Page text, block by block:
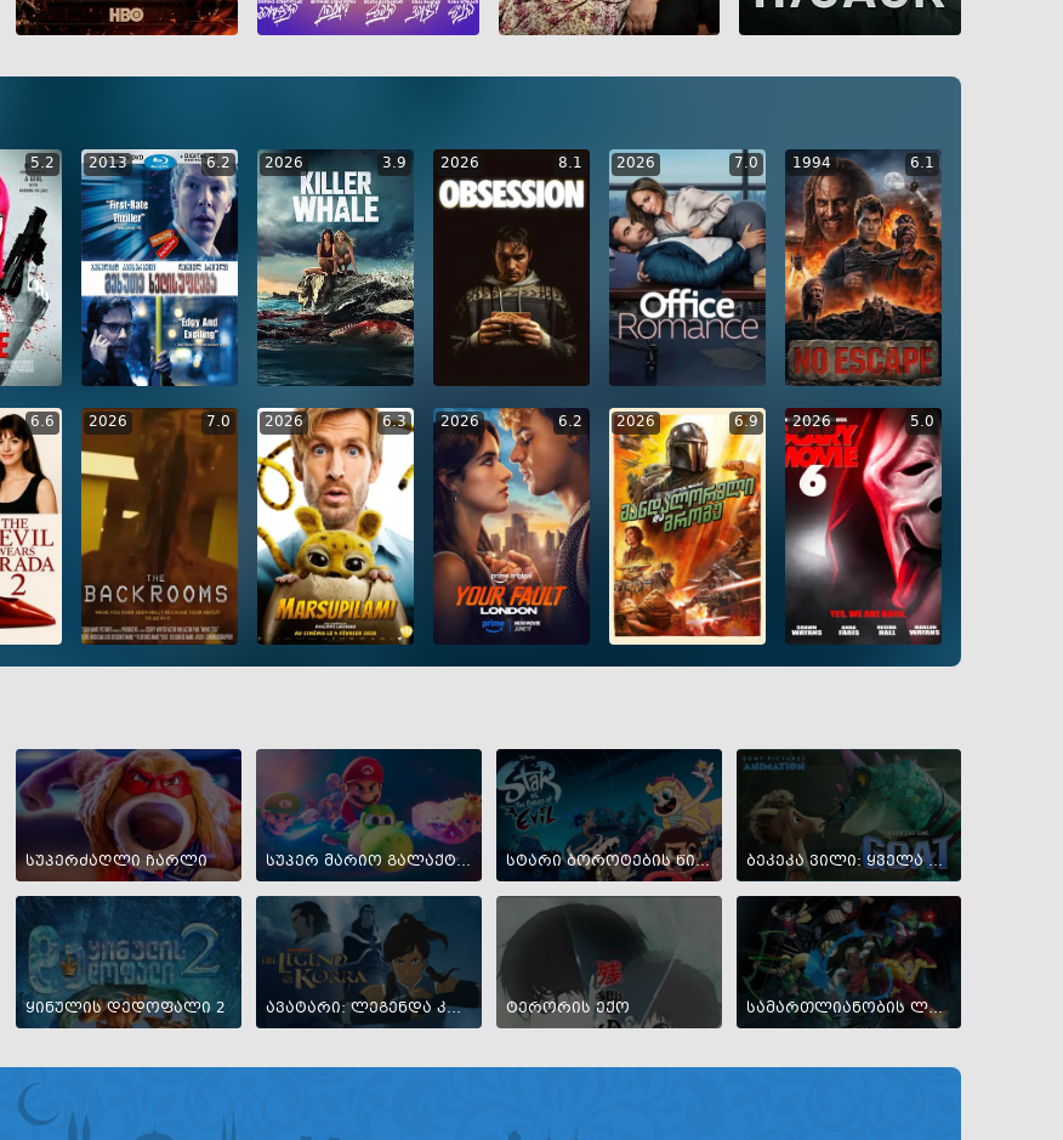
GEO ENG RUS GEO ENG RUS GEO ENG
5.2
RUS
6.6
RUS
2013 6.2
GEO ENG RUS
2026 7.0
GEO ENG RUS
2026 3.9
GEO RUS
2026 6.3
GEO ENG RUS
2026 8.1
2026 6.2
ENG RUS
2026 7.0
GEO
2026 6.9
GEO ENG RUS
1994 6.1
GEO ENG RUS
2026 5.0
GEO ENG RUS
სუპერძაღლი ჩარლი
ყინულის დედოფალი 2
სუპერ მარიო გალაქტიკური ფილმი
ავატარი: ლეგენდა კორაზე
სტარი ბოროტების წინააღმდეგ
ტერორის ექო
ბეკეკა ვილი: ყველა დროის საუკეთესო
სამართლიანობის ლიგა